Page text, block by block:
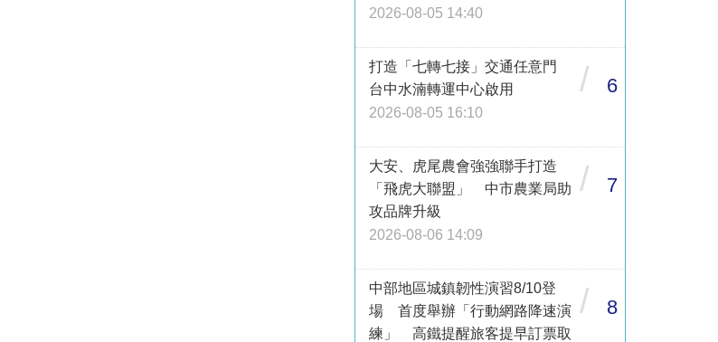
2026-08-05 14:40
打造「七轉七接」交通任意門
台中水湳轉運中心啟用
2026-08-05 16:10
/ 6
大安、虎尾農會強強聯手打造
「飛虎大聯盟」 中市農業局助
攻品牌升級
2026-08-06 14:09
/ 7
中部地區城鎮韌性演習8/10登
場 首度舉辦「行動網路降速演
練」 高鐵提醒旅客提早訂票取
/ 8